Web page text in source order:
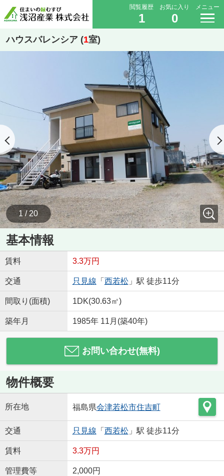
閲覧履歴
1
お気に入り
0
メニュー
ハウスバレンシア (1室)
1 / 20
基本情報
賃料 3.3万円
交通 只見線 「 西若松」駅 徒歩11分
間取り(面積) 1DK(30.63㎡)
築年月 1985年 11月(築40年)
お問い合わせ(無料)
物件概要
所在地 福島県会津若松市住吉町
交通 只見線 「 西若松」駅 徒歩11分
賃料 3.3万円
管理費等 2,000円